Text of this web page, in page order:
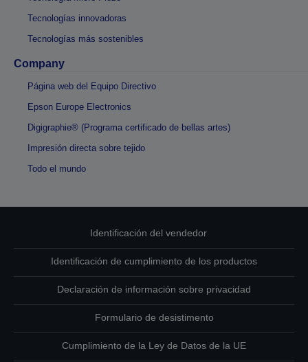
Tecnologías innovadoras
Tecnologías más sostenibles
Company
Página web del Equipo Directivo
Epson Europe Electronics
Digigraphie® (Programa certificado de bellas artes)
Impresión directa sobre tejido
Todo el mundo
Identificación del vendedor
Identificación de cumplimiento de los productos
Declaración de información sobre privacidad
Formulario de desistimento
Cumplimiento de la Ley de Datos de la UE